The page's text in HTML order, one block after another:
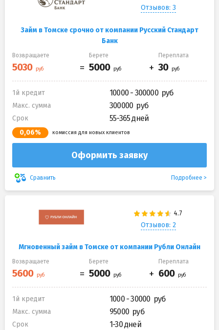
Отзывов: 3
Займ в Томске срочно от компании Русский Стандарт
Банк
Возвращаете Берете Переплата
1й кредит 10000 - 300000
Макс. сумма 300000
Срок 55-365 дней
0,06% комиссия для новых клиентов
Оформить заявку
Сравнить Подробнее
Отзывов: 2
Мгновенный займ в Томске от компании Рубли Онлайн
Возвращаете Берете Переплата
1й кредит 1000 - 30000
Макс. сумма 95000
Срок 1-30 дней